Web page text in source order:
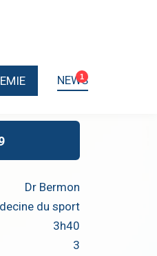
NEWS
1
Dr Bermon
du sport
3h40
3